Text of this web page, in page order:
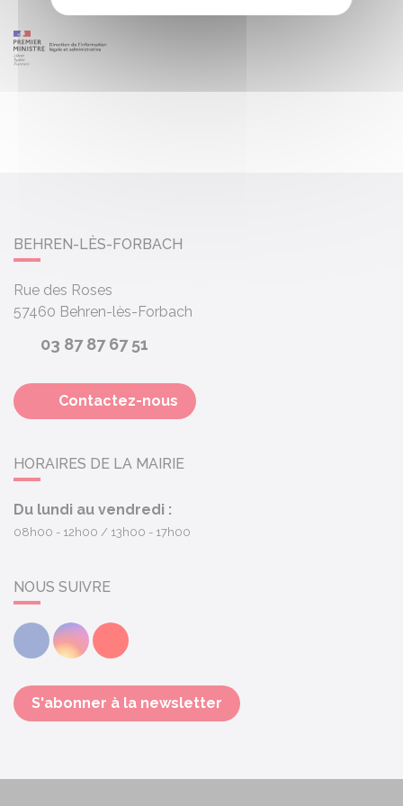
BEHREN-LÈS-FORBACH
Rue des Roses
57460 Behren-lès-Forbach
03 87 87 67 51
Contactez-nous
HORAIRES DE LA MAIRIE
Du lundi au vendredi :
08h00 - 12h00 13h00 - 17h00
NOUS SUIVRE
FacebookInstagramYoutube
S'abonner à la newsletter